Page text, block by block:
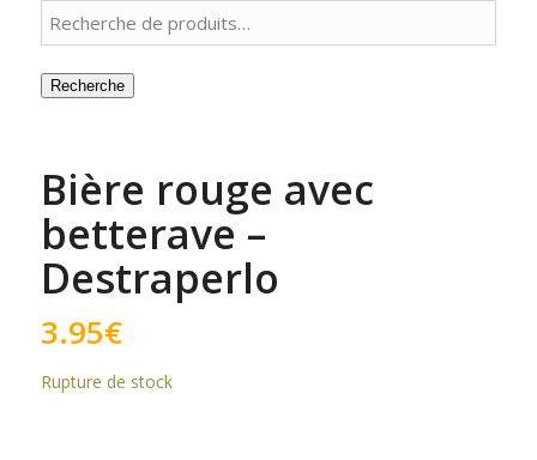
Recherche
Bière rouge avec
betterave –
Destraperlo
3.95€
Rupture de stock